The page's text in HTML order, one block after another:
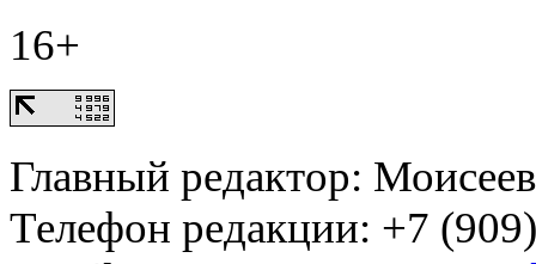
16+
Главный редактор:
Телефон редакции: +7